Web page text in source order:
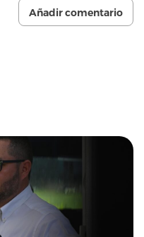
Añadir comentario